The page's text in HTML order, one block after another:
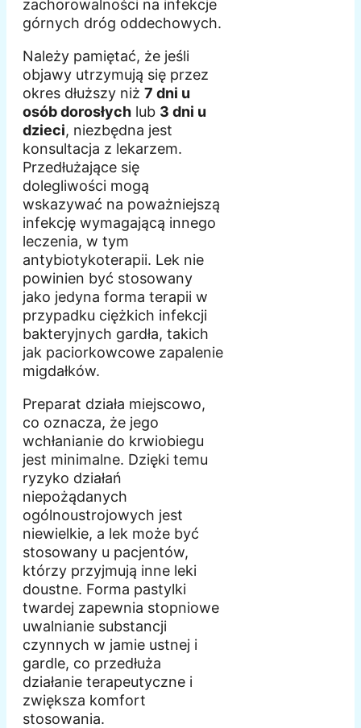
zachorowalności na infekcje
górnych dróg oddechowych.
Należy pamiętać, że jeśli
objawy utrzymują się przez
okres dłuższy niż 7 dni u
osób dorosłych lub 3 dni u
dzieci, niezbędna jest
konsultacja z lekarzem.
Przedłużające się
dolegliwości mogą
wskazywać na poważniejszą
infekcję wymagającą innego
leczenia, w tym
antybiotykoterapii. Lek nie
powinien być stosowany
jako jedyna forma terapii w
przypadku ciężkich infekcji
bakteryjnych gardła, takich
jak paciorkowcowe zapalenie
migdałków.
Preparat działa miejscowo,
co oznacza, że jego
wchłanianie do krwiobiegu
jest minimalne. Dzięki temu
ryzyko działań
niepożądanych
ogólnoustrojowych jest
niewielkie, a lek może być
stosowany u pacjentów,
którzy przyjmują inne leki
doustne. Forma pastylki
twardej zapewnia stopniowe
uwalnianie substancji
czynnych w jamie ustnej i
gardle, co przedłuża
działanie terapeutyczne i
zwiększa komfort
stosowania.